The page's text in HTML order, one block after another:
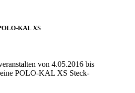
KAL XS
von 4.05.2016 bis
POLO-KAL XS Steck-